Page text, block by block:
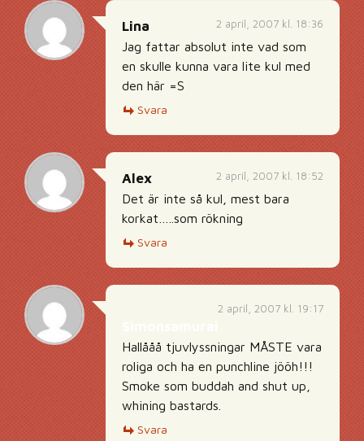
2 april, 2007 kl. 18:36
Lina
Jag fattar absolut inte vad som
en skulle kunna vara lite kul med
den här =S
Svara
2 april, 2007 kl. 18:52
Alex
Det är inte så kul, mest bara
korkat…..som rökning
Svara
2 april, 2007 kl. 19:17
Hallååå tjuvlyssningar MÅSTE vara
roliga och ha en punchline jööh!!!
Smoke som buddah and shut up,
whining bastards.
Svara